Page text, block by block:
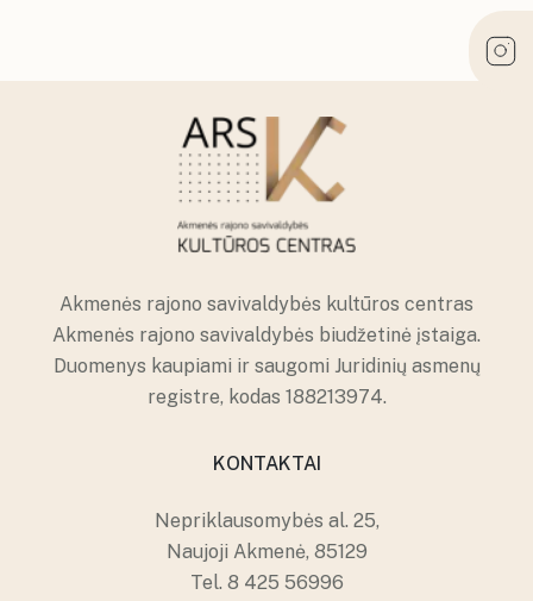
Akmenės rajono savivaldybės kultūros centras
Akmenės rajono savivaldybės biudžetinė įstaiga.
Duomenys kaupiami ir saugomi Juridinių asmenų
registre, kodas 188213974.
KONTAKTAI
Nepriklausomybės al. 25,
Naujoji Akmenė, 85129
Tel. 8 425 56996